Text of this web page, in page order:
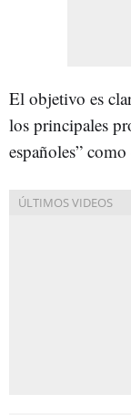
El objetivo es
los principales
españoles”